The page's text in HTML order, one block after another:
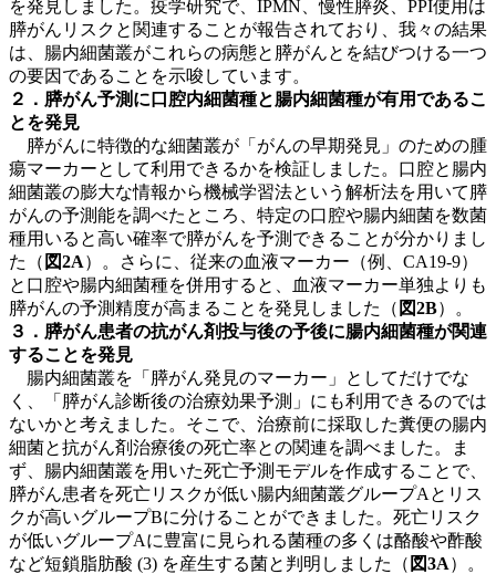
を発見しました。疫学研究で、IPMN、慢性膵炎、PPI使用は
膵がんリスクと関連することが報告されており、我々の結果
は、腸内細菌叢がこれらの病態と膵がんとを結びつける一つ
の要因であることを示唆しています。
２．膵がん予測に口腔内細菌種と腸内細菌種が有用であるこ
とを発見
膵がんに特徴的な細菌叢が「がんの早期発見」のための腫
瘍マーカーとして利用できるかを検証しました。口腔と腸内
細菌叢の膨大な情報から機械学習法という解析法を用いて膵
がんの予測能を調べたところ、特定の口腔や腸内細菌を数菌
種用いると高い確率で膵がんを予測できることが分かりまし
た（ 図2A）。さらに、従来の血液マーカー（例、CA19-9）
と口腔や腸内細菌種を併用すると、血液マーカー単独よりも
膵がんの予測精度が高まることを発見しました（ 図2B）。
３．膵がん患者の抗がん剤投与後の予後に腸内細菌種が関連
することを発見
腸内細菌叢を「膵がん発見のマーカー」としてだけでな
く、「膵がん診断後の治療効果予測」にも利用できるのでは
ないかと考えました。そこで、治療前に採取した糞便の腸内
細菌と抗がん剤治療後の死亡率との関連を調べました。ま
ず、腸内細菌叢を用いた死亡予測モデルを作成することで、
膵がん患者を死亡リスクが低い腸内細菌叢グループAとリス
クが高いグループBに分けることができました。死亡リスク
が低いグループAに豊富に見られる菌種の多くは酪酸や酢酸
など短鎖脂肪酸 (3) を産生する菌と判明しました（ 図3A）。